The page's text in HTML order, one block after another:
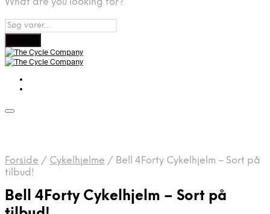
What are you looking for?
Forside / Cykelhjelme / Bell 4Forty Cykelhjelm – Sort på
tilbud!
Bell 4Forty Cykelhjelm – Sort på